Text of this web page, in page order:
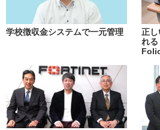
学校徴収金システムで一元管理
正し
れ